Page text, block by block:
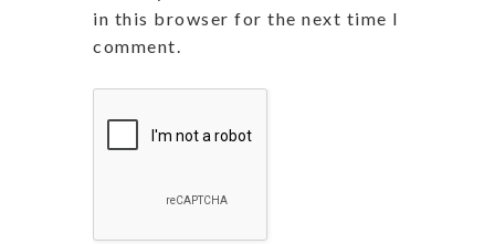
in this browser for the next time I
comment.